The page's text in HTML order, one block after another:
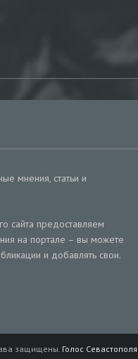
мнения, статьи и
сайта предоставляем
на портале – вы можете
и добавлять свои.
защищены. Голос Севастополя